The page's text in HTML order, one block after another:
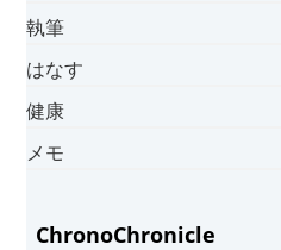
執筆
はなす
健康
メモ
ChronoChronicle